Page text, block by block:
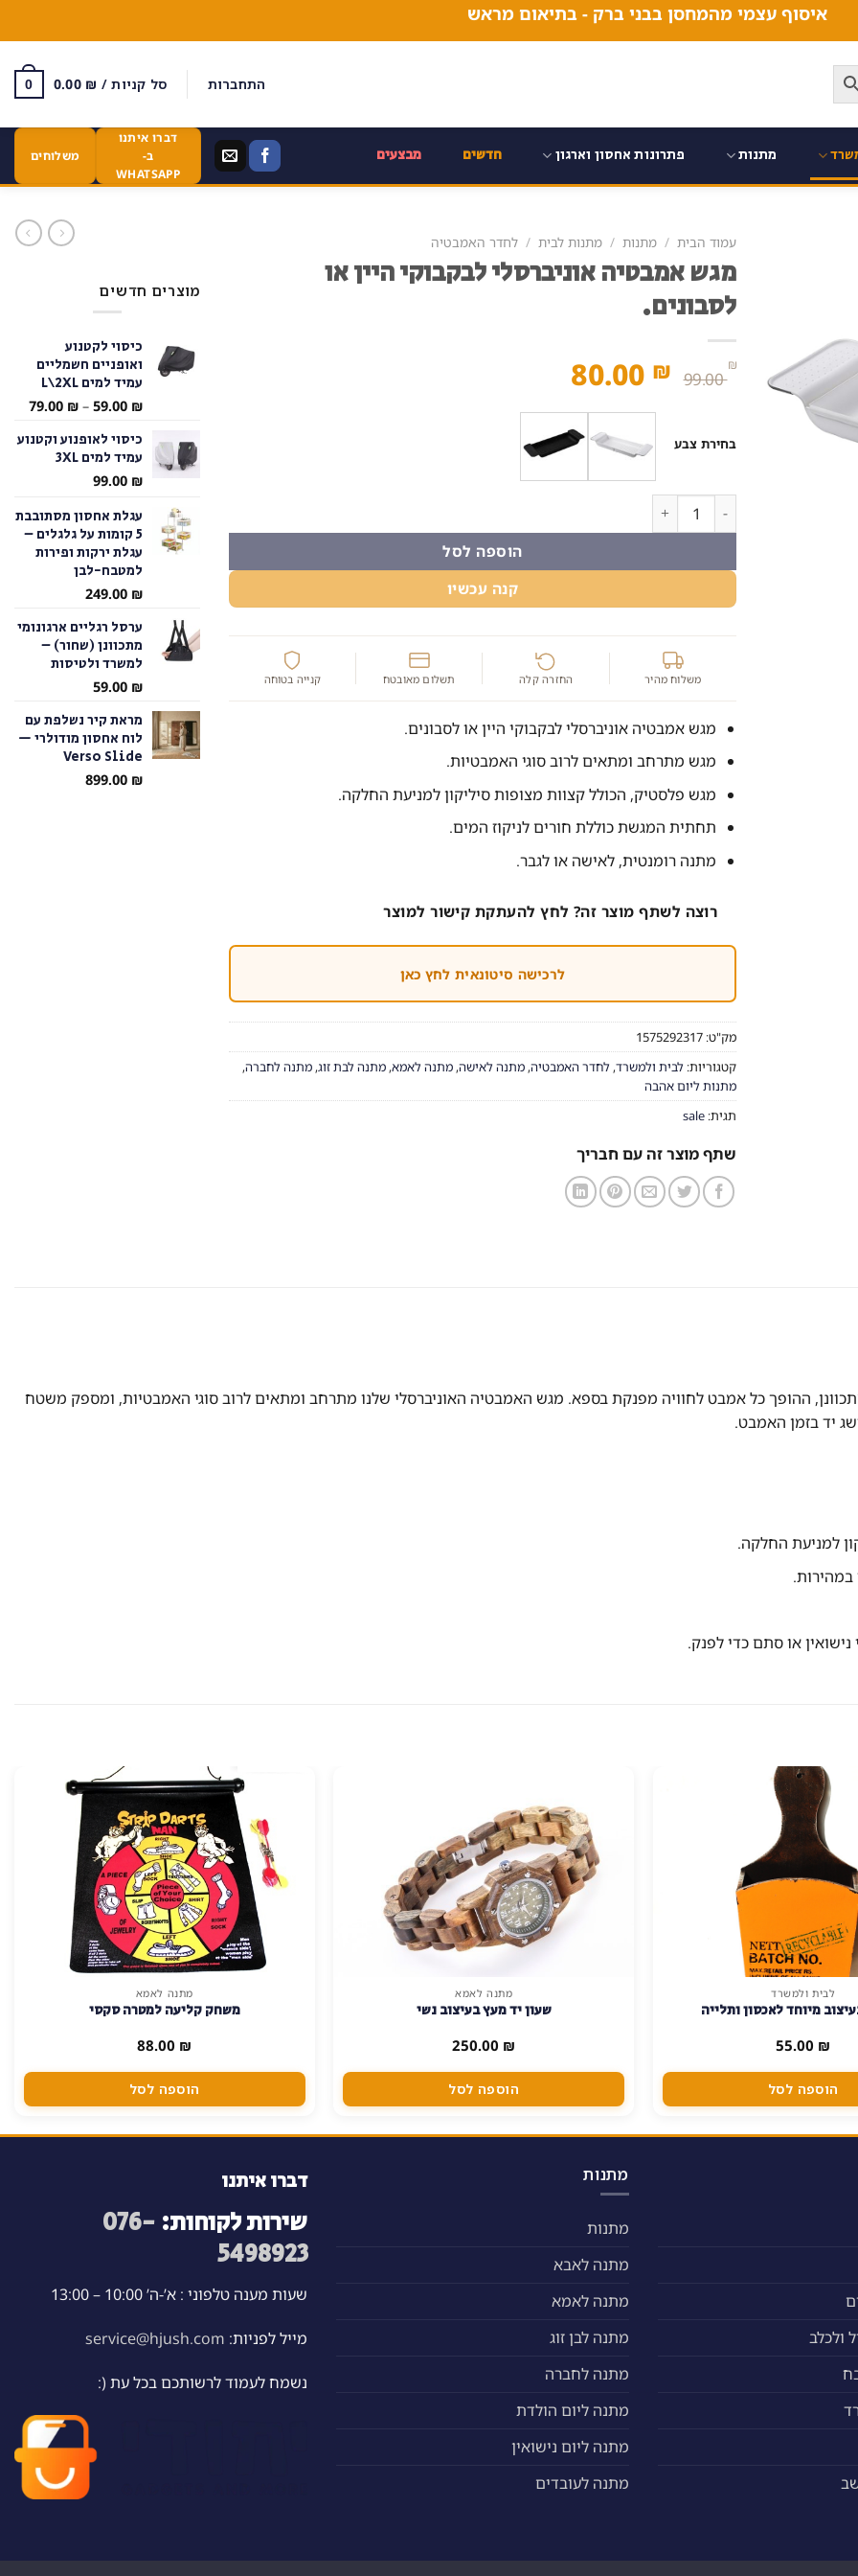
איסוף עצמי מהמחסן בבני ברק - בתיאום מראש
התחברות סל קניות / 0.00 ₪
0
מתנות פתרונות אחסון וארגון חדשים מבצעים
דברו איתנו
ב-
WHATSAPP
משלוחים
עמוד הבית / מתנות / מתנות לבית / לחדר האמבטיה
מגש אמבטיה אוניברסלי לבקבוקי היין או
לסבונים.
99.00
₪
המחיר
המקורי
היה:
99.00 ₪.
80.00 ₪
המחיר
הנוכחי
הוא:
80.00 ₪.
בחירת צבע
כמות של מגש אמבטיה אוניברסלי לבקבוקי היין או לסבונים.
הוספה לסל
קנה עכשיו
משלוח מהיר החזרה קלה תשלום מאובטח קנייה בטוחה
מגש אמבטיה אוניברסלי לבקבוקי היין או לסבונים.
מגש מתרחב ומתאים לרוב סוגי האמבטיות.
מגש פלסטיק, הכולל קצוות מצופות סיליקון למניעת החלקה.
תחתית המגשת כוללת חורים לניקוז המים.
מתנה רומנטית, לאישה או לגבר.
רוצה לשתף מוצר זה? לחץ להעתקת קישור למוצר
לרכישה סיטונאית לחץ כאן
מק"ט: 1575292317
קטגוריות: לבית ולמשרד, לחדר האמבטיה, מתנה לאישה, מתנה לאמא, מתנה לבת זוג, מתנה לחברה,
מתנות ליום אהבה
תגית: sale
שתף מוצר זה עם חבריך
מוצרים חדשים
כיסוי לקטנוע
ואופניים חשמליים
עמיד למים L\2XL
59.00 ₪
–
79.00 ₪
טווח
כיסוי לאופנוע וקטנוע
עמיד למים 3XL
99.00 ₪
עגלת אחסון מסתובבת
5 קומות על גלגלים –
עגלת ירקות ופירות
למטבח-לבן
249.00 ₪
ערסל רגליים ארגונומי
מתכוונן (שחור) –
למשרד ולטיסות
59.00 ₪
מראת קיר נשלפת עם
לוח אחסון מודולרי —
Verso Slide
899.00 ₪
ההופך כל אמבט לחוויה מפנקת בספא. מגש האמבטיה האוניברסלי שלנו מתרחב ומתאים לרוב סוגי האמבטיות, ומספק משטח
יד בזמן האמבט.
למניעת החלקה.
או סתם כדי לפנק.
לבית ולמשרד
מיוחד לאכסון ותלייה
55.00 ₪
הוספה לסל
מתנה לאמא
שעון יד מעץ בעיצוב נשי
250.00 ₪
הוספה לסל
מתנה לאמא
משחק קליעה למטרה סקסי
88.00 ₪
הוספה לסל
ולכלב
מתנות
מתנות
מתנה לאבא
מתנה לאמא
מתנה לבן זוג
מתנה לחברה
מתנה ליום הולדת
מתנה ליום נישואין
מתנה לעובדים
דברו איתנו
שירות לקוחות: 076-
5498923
שעות מענה טלפוני : א’-ה’ 10:00 – 13:00
מייל לפניות: service@hjush.com
נשמח לעמוד לרשותכם בכל עת (: